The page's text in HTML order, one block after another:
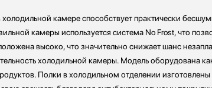
камере способствует практически
камеры используется система No Frost, что
высоко, что значительно снижает шанс
холодильной камеры. Модель оборудована
Полки в холодильном отделении